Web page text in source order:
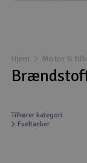
Droner til
Fly
Helikopter
Hjem Motor &
Tilhører kategori
Fueltanker